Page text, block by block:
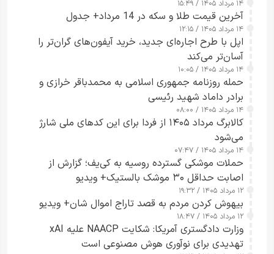
۱۴ مرداد ۱۴۰۵ / ۱۵:۴۹
آخرین قیمت طلا و سکه در 14 مرداد+ جدول
۱۴ مرداد ۱۴۰۵ / ۱۲:۱۵
اپل با طرح اجاره‌ای جدید، خرید آیفون‌های گران‌تر را
آسان‌تر می‌کند
۱۴ مرداد ۱۴۰۵ / ۱۰:۰۵
حمله روزنامه جمهوری اسلامی به محمدباقر خرازی و
برادر داماد شهید رئیسی
۱۴ مرداد ۱۴۰۵ / ۰۸:۰۰
کالابرگ مرداد ۱۴۰۵ از فردا برای این کدهای ملی شارژ
می‌شود
۱۴ مرداد ۱۴۰۵ / ۰۷:۴۷
حملات موشکی گسترده روسیه به کی‌یف؛ گزارش از
اصابت حداقل ۳۰ موشک بالستیک+ ویدیو
۱۲ مرداد ۱۴۰۵ / ۱۹:۳۲
بیهوش کردن مردم به قصد تاراج اموال شان+ ویدیو
۱۲ مرداد ۱۴۰۵ / ۱۸:۴۷
وزارت دادگستری آمریکا: شکایت NAACP علیه xAI
تهدیدی برای نوآوری هوش مصنوعی است